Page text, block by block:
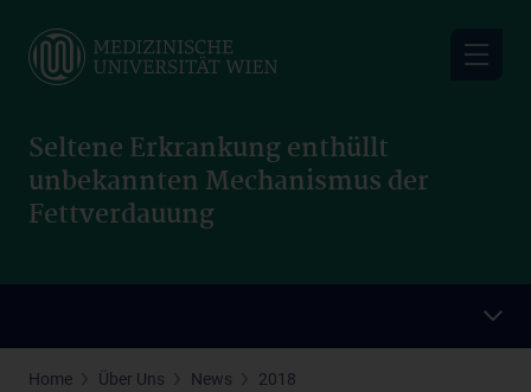
main
Seltene Erkrankung enthüllt
unbekannten Mechanismus der
Fettverdauung
Home Über Uns News
2018